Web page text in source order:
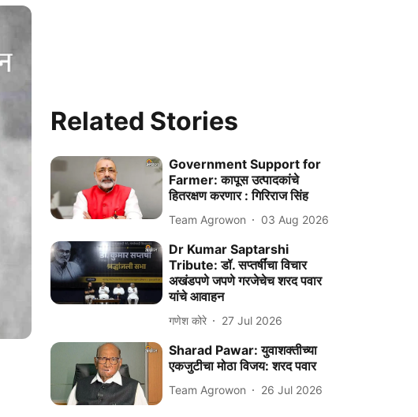
Related Stories
Government Support for
Farmer: कापूस उत्पादकांचे
हितरक्षण करणार : गिरिराज सिंह
Team Agrowon 03 Aug 2026
Dr Kumar Saptarshi
Tribute: डॉ. सप्तर्षींचा विचार
अखंडपणे जपणे गरजेचेच शरद पवार
यांचे आवाहन
गणेश कोरे 27 Jul 2026
Sharad Pawar: युवाशक्तीच्या
एकजुटीचा मोठा विजय: शरद पवार
Team Agrowon 26 Jul 2026